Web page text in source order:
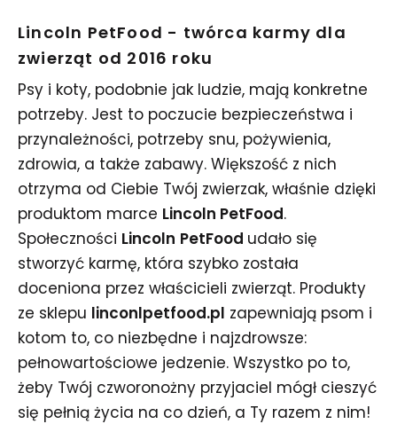
Lincoln PetFood - twórca karmy dla
zwierząt od 2016 roku
Psy i koty, podobnie jak ludzie, mają konkretne
potrzeby. Jest to poczucie bezpieczeństwa i
przynależności, potrzeby snu, pożywienia,
zdrowia, a także zabawy. Większość z nich
otrzyma od Ciebie Twój zwierzak, właśnie dzięki
produktom marce Lincoln PetFood.
Społeczności Lincoln PetFood udało się
stworzyć karmę, która szybko została
doceniona przez właścicieli zwierząt. Produkty
ze sklepu linconlpetfood.pl zapewniają psom i
kotom to, co niezbędne i najzdrowsze:
pełnowartościowe jedzenie. Wszystko po to,
żeby Twój czworonożny przyjaciel mógł cieszyć
się pełnią życia na co dzień, a Ty razem z nim!